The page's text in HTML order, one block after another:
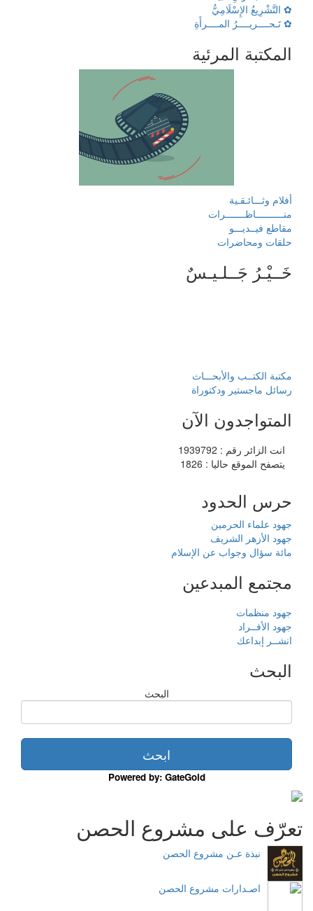
✿ التَّشْرِيعُ الإِسْلَامِيُّ
✿ تَـحــــريــــرُ المــــرأَةِ
المكتبة المرئية
أفلام وثـــائـقـية
منــــــــــاظـــــــرات
مقاطع فيــديـــو
حلقات ومحاضرات
خَــيْـرُ جَــلـيـسٌ
مكتبة الكتــب والأبحـــاث
رسائل ماجستير ودكتوراة
المتواجدون الآن
انت الزائر رقم : 1939792
يتصفح الموقع حاليا : 1826
حرس الحدود
جهود علماء الحرمين
جهود الأزهر الشريف
مائة سؤال وجواب عن الإسلام
مجتمع المبدعين
جهود منظمات
جهود الأفــراد
انشــر إبداعك
البحث
البحث
Powered by: GateGold
تعرّف على مشروع الحصن
نبذة عـن مشروع الحصن
اصـدارات مشروع الحصن